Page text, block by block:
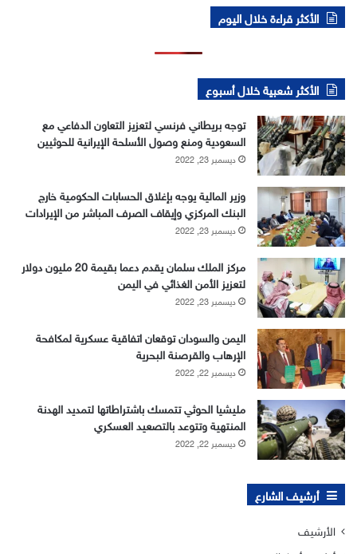
الأكثر قراءة خلال اليوم
الأكثر شعبية خلال أسبوع
توجه بريطاني فرنسي لتعزيز التعاون الدفاعي مع
السعودية ومنع وصول الأسلحة الإيرانية للحوثيين
ديسمبر 23, 2022
وزير المالية يوجه بإغلاق الحسابات الحكومية خارج
البنك المركزي وإيقاف الصرف المباشر من الإيرادات
ديسمبر 23, 2022
مركز الملك سلمان يقدم دعما بقيمة 20 مليون دولار
لتعزيز الأمن الغذائي في اليمن
ديسمبر 23, 2022
اليمن والسودان توقعان اتفاقية عسكرية لمكافحة
الإرهاب والقرصنة البحرية
ديسمبر 22, 2022
مليشيا الحوثي تتمسك باشتراطاتها لتمديد الهدنة
المنتهية وتتوعد بالتصعيد العسكري
ديسمبر 22, 2022
أرشيف الشارع
الأرشيف